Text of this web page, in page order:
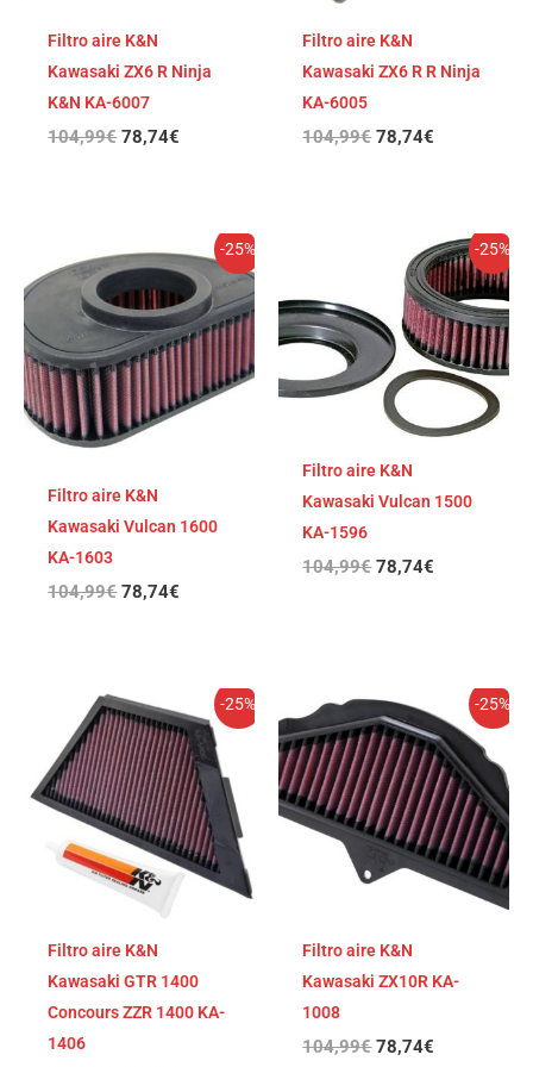
Filtro aire K&N
Kawasaki ZX6 R Ninja
K&N KA-6007
104,99€ 78,74€
Filtro aire K&N
Kawasaki ZX6 R R Ninja
KA-6005
104,99€ 78,74€
-25%
Filtro aire K&N
Kawasaki Vulcan 1600
KA-1603
104,99€
precio
original
era:
104,99€.
78,74€
precio
actual
es:
78,74€.
-25%
Filtro aire K&N
Kawasaki Vulcan 1500
KA-1596
104,99€
precio
original
era:
104,99€.
78,74€
El
precio
actual
es:
78,74€.
-25%
Filtro aire K&N
Kawasaki GTR 1400
Concours ZZR 1400 KA-
1406
El
precio
original
era:
104,99€.
precio
actual
es:
78,74€.
-25%
Filtro aire K&N
Kawasaki ZX10R KA-
1008
104,99€
El
precio
original
era:
104,99€.
78,74€
precio
actual
es:
78,74€.